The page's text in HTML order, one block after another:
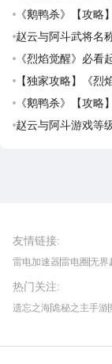
《鹅鸭杀》【攻
赵云与阿斗武将名
《烈焰觉醒》必看
【独家攻略】《
《鹅鸭杀》【攻略
赵云与阿斗游戏等
友情链接:
雷电加速器雷电圈无界
我爱vr网华军软件园
热门关注:
遗忘之海诡秘之主手游